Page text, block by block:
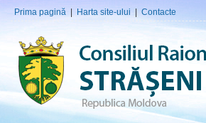
Prima pagină Harta site-ului Contacte